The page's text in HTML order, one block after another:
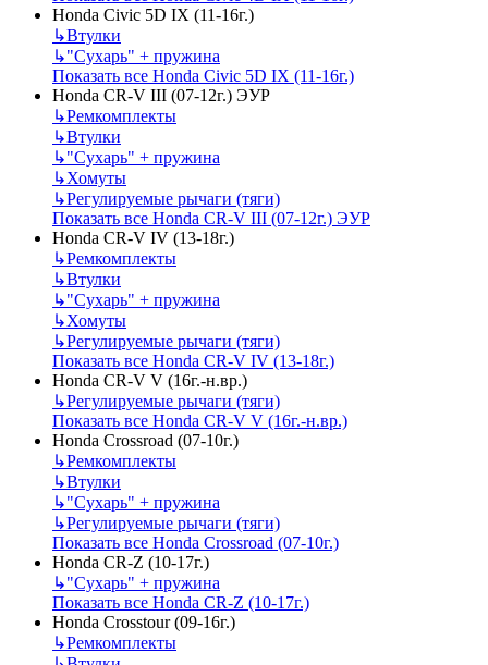
Honda Civic 5D IX (11-16г.)
↳Втулки
↳"Сухарь" + пружина
Показать все Honda Civic 5D IX (11-16г.)
Honda CR-V III (07-12г.) ЭУР
↳Ремкомплекты
↳Втулки
↳"Сухарь" + пружина
↳Хомуты
↳Регулируемые рычаги (тяги)
Показать все Honda CR-V III (07-12г.) ЭУР
Honda CR-V IV (13-18г.)
↳Ремкомплекты
↳Втулки
↳"Сухарь" + пружина
↳Хомуты
↳Регулируемые рычаги (тяги)
Показать все Honda CR-V IV (13-18г.)
Honda CR-V V (16г.-н.вр.)
↳Регулируемые рычаги (тяги)
Показать все Honda CR-V V (16г.-н.вр.)
Honda Crossroad (07-10г.)
↳Ремкомплекты
↳Втулки
↳"Сухарь" + пружина
↳Регулируемые рычаги (тяги)
Показать все Honda Crossroad (07-10г.)
Honda CR-Z (10-17г.)
↳"Сухарь" + пружина
Показать все Honda CR-Z (10-17г.)
Honda Crosstour (09-16г.)
↳Ремкомплекты